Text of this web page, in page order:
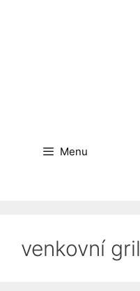
Menu
venkovní gril